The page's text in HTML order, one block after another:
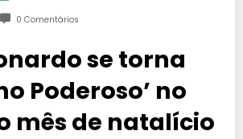
0 Comentários
se torna
Poderoso’ no
mês de natalício